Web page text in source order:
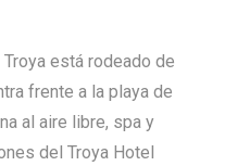
está rodeado de
frente a la playa de
al aire libre, spa y
del Troya Hotel